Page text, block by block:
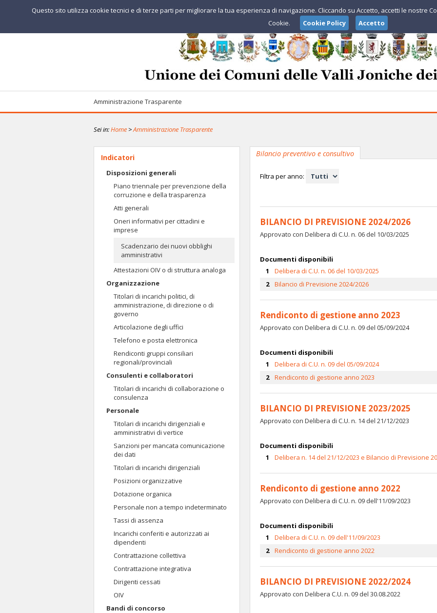
Amministrazione Trasparente
Sei in:Home >Amministrazione Trasparente
Indicatori
Disposizioni generali
Piano triennale per prevenzione della
corruzione e della trasparenza
Atti generali
Oneri informativi per cittadini e
imprese
Scadenzario dei nuovi obblighi
amministrativi
Attestazioni OIV o di struttura analoga
Organizzazione
Titolari di incarichi politici, di
amministrazione, di direzione o di
governo
Articolazione degli uffici
Telefono e posta elettronica
Rendiconti gruppi consiliari
regionali/provinciali
Consulenti e collaboratori
Titolari di incarichi di collaborazione o
consulenza
Personale
Titolari di incarichi dirigenziali e
amministrativi di vertice
Sanzioni per mancata comunicazione
dei dati
Titolari di incarichi dirigenziali
Posizioni organizzative
Dotazione organica
Personale non a tempo indeterminato
Tassi di assenza
Incarichi conferiti e autorizzati ai
dipendenti
Contrattazione collettiva
Contrattazione integrativa
Dirigenti cessati
OIV
Bandi di concorso
Bilancio preventivo e consultivo
Filtra per anno:
BILANCIO DI PREVISIONE 2024/2026
Approvato con Delibera di C.U. n. 06 del 10/03/2025
Documenti disponibili
Delibera di C.U. n. 06 del 10/03/2025
Bilancio di Previsione 2024/2026
Rendiconto di gestione anno 2023
Approvato con Delibera di C.U. n. 09 del 05/09/2024
Documenti disponibili
Delibera di C.U. n. 09 del 05/09/2024
Rendiconto di gestione anno 2023
BILANCIO DI PREVISIONE 2023/2025
Approvato con Delibera di C.U. n. 14 del 21/12/2023
Documenti disponibili
Delibera n. 14 del 21/12/2023 e Bilancio di Previsione
Rendiconto di gestione anno 2022
Approvato con Delibera di C.U. n. 09 dell'11/09/2023
Documenti disponibili
Delibera di C.U. n. 09 dell'11/09/2023
Rendiconto di gestione anno 2022
BILANCIO DI PREVISIONE 2022/2024
Approvato con Delibera C.U. n. 09 del 30.08.2022
Questo sito utilizza cookie tecnici e di terze parti per migliorare la tua esperienza di navigazione. Cliccando su Accetto, accetti le nostre
Cookie.
Cookie Policy Accetto